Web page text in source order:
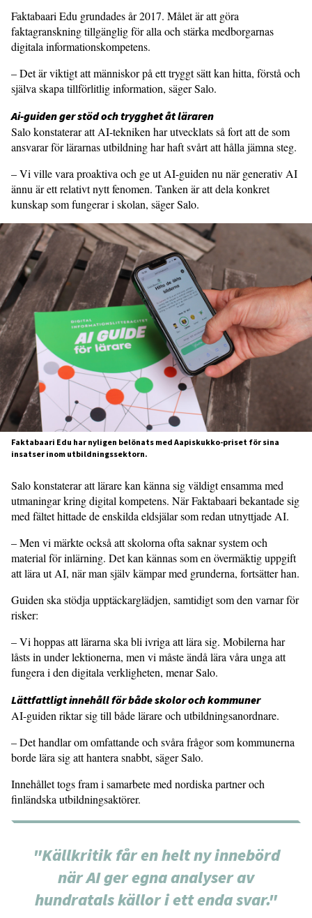
Faktabaari Edu grundades år 2017. Målet är att göra
faktagranskning tillgänglig för alla och stärka medborgarnas
digitala informationskompetens.
– Det är viktigt att människor på ett tryggt sätt kan hitta, förstå och
själva skapa tillförlitlig information, säger Salo.
Ai-guiden ger stöd och trygghet åt läraren
Salo konstaterar att AI-tekniken har utvecklats så fort att de som
ansvarar för lärarnas utbildning har haft svårt att hålla jämna steg.
– Vi ville vara proaktiva och ge ut AI-guiden nu när generativ AI
ännu är ett relativt nytt fenomen. Tanken är att dela konkret
kunskap som fungerar i skolan, säger Salo.
Faktabaari Edu har nyligen belönats med Aapiskukko-priset för sina
insatser inom utbildningssektorn.
Salo konstaterar att lärare kan känna sig väldigt ensamma med
utmaningar kring digital kompetens. När Faktabaari bekantade sig
med fältet hittade de enskilda eldsjälar som redan utnyttjade AI.
– Men vi märkte också att skolorna ofta saknar system och
material för inlärning. Det kan kännas som en övermäktig uppgift
att lära ut AI, när man själv kämpar med grunderna, fortsätter han.
Guiden ska stödja upptäckarglädjen, samtidigt som den varnar för
risker:
– Vi hoppas att lärarna ska bli ivriga att lära sig. Mobilerna har
låsts in under lektionerna, men vi måste ändå lära våra unga att
fungera i den digitala verkligheten, menar Salo.
Lättfattligt innehåll för både skolor och kommuner
AI-guiden riktar sig till både lärare och utbildningsanordnare.
– Det handlar om omfattande och svåra frågor som kommunerna
borde lära sig att hantera snabbt, säger Salo.
Innehållet togs fram i samarbete med nordiska partner och
finländska utbildningsaktörer.
"Källkritik får en helt ny innebörd
när AI ger egna analyser av
hundratals källor i ett enda svar."